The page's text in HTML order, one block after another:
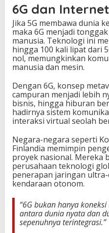
6G dan
Jika 5G membawa dunia
maka 6G menjadi
manusia. Teknologi ini
hingga 100 kali lipat dari
nol, memungkinkan
manusia dan mesin.
Dengan 6G, konsep
campuran menjadi lebih
bisnis, hingga hiburan
hadirnya sistem
interaksi virtual seolah
Negara-negara seperti
Finlandia memimpin
proyek nasional. Mereka
perusahaan teknologi
penerapan jaringan
kendaraan otonom.
“6G bukan hanya
antara dunia nyata dan
sepenuhnya terintegrasi.”